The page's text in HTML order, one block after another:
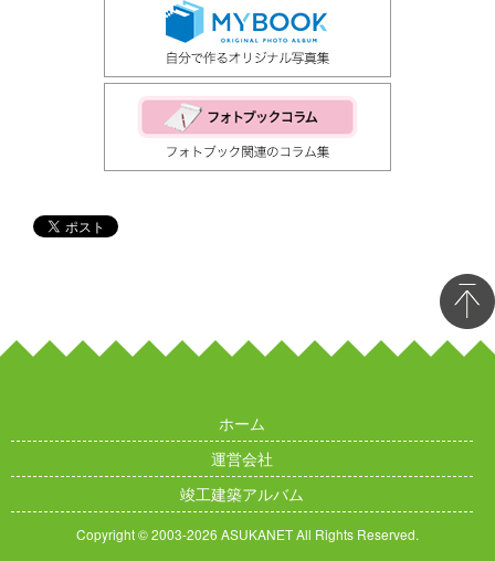
ホーム
運営会社
竣工建築アルバム
Copyright © 2003-2026 ASUKANET All Rights Reserved.